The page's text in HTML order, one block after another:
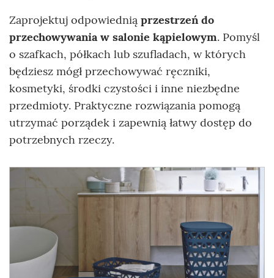
Zaprojektuj odpowiednią przestrzeń do
przechowywania w salonie kąpielowym. Pomyśl
o szafkach, półkach lub szufladach, w których
będziesz mógł przechowywać ręczniki,
kosmetyki, środki czystości i inne niezbędne
przedmioty. Praktyczne rozwiązania pomogą
utrzymać porządek i zapewnią łatwy dostęp do
potrzebnych rzeczy.